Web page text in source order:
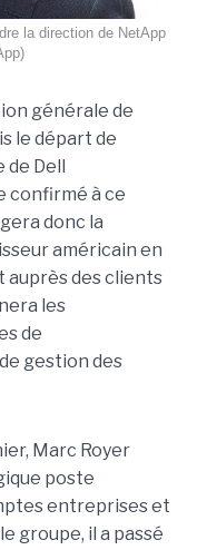
la direction de NetApp
générale de
le départ de
Dell
confirmé à ce
donc la
américain en
auprès des clients
les
de
gestion des
Marc Royer
poste
entreprises et
groupe, il a passé